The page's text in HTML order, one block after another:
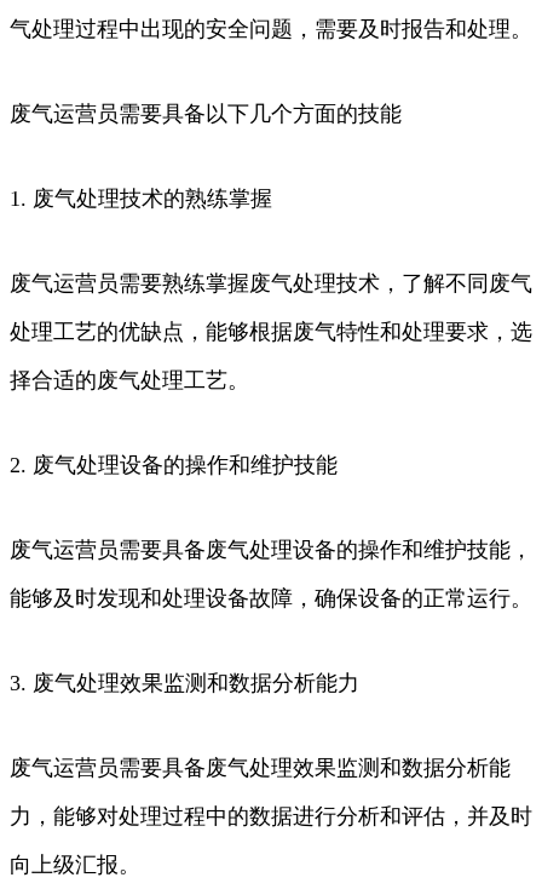
气处理过程中出现的安全问题，需要及时报告和处理。
废气运营员需要具备以下几个方面的技能
1. 废气处理技术的熟练掌握
废气运营员需要熟练掌握废气处理技术，了解不同废气
处理工艺的优缺点，能够根据废气特性和处理要求，选
择合适的废气处理工艺。
2. 废气处理设备的操作和维护技能
废气运营员需要具备废气处理设备的操作和维护技能，
能够及时发现和处理设备故障，确保设备的正常运行。
3. 废气处理效果监测和数据分析能力
废气运营员需要具备废气处理效果监测和数据分析能
力，能够对处理过程中的数据进行分析和评估，并及时
向上级汇报。